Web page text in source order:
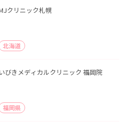
クリニック札幌
北海道
いびきメディカルクリニック 福岡院
福岡県